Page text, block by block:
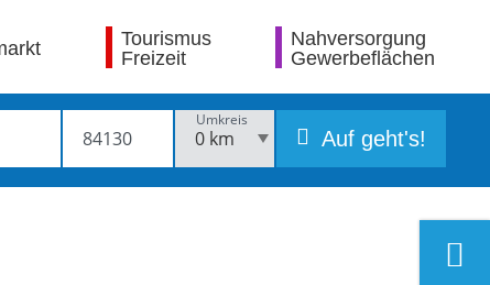
Tourismus
Freizeit
Nahversorgung
Gewerbeflächen
Umkreis
Auf geht's!